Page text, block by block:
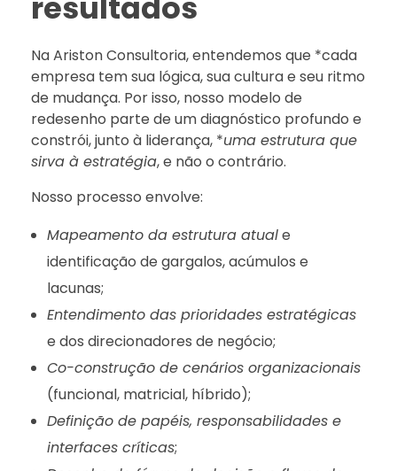
Na Ariston Consultoria, entendemos que *cada
empresa tem sua lógica, sua cultura e seu ritmo
de mudança. Por isso, nosso modelo de
redesenho parte de um diagnóstico profundo e
constrói, junto à liderança, *uma estrutura que
sirva à estratégia, e não o contrário.
Nosso processo envolve:
Mapeamento da estrutura atuale
identificação de gargalos, acúmulos e
lacunas;
Entendimento das prioridades estratégicas
e dos direcionadores de negócio;
Co-construção de cenários organizacionais
(funcional, matricial, híbrido);
Definição de papéis, responsabilidades e
interfaces críticas;